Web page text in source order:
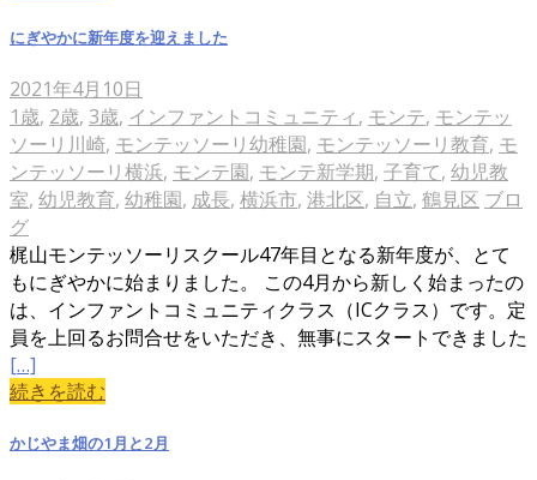
にぎやかに新年度を迎えました
2021年4月10日
1歳, 2歳, 3歳, インファントコミュニティ, モンテ, モンテッ
ソーリ川崎, モンテッソーリ幼稚園, モンテッソーリ教育, モ
ンテッソーリ横浜, モンテ園, モンテ新学期, 子育て, 幼児教
室, 幼児教育, 幼稚園, 成長, 横浜市, 港北区, 自立, 鶴見区 ブロ
グ
梶山モンテッソーリスクール47年目となる新年度が、とて
もにぎやかに始まりました。 この4月から新しく始まったの
は、インファントコミュニティクラス（ICクラス）です。定
員を上回るお問合せをいただき、無事にスタートできました
[…]
続きを読む
かじやま畑の1月と2月